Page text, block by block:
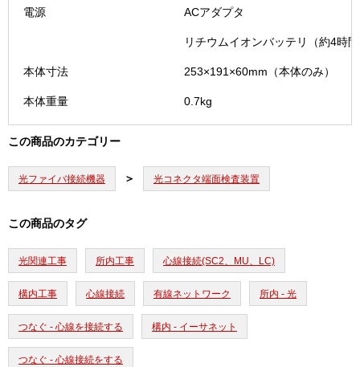
電源 ACアダプタ
リチウムイオンバッテリ（約4時
本体寸法 253×191×60mm（本体のみ）
本体重量 0.7kg
この商品のカテゴリー
光ファイバ接続機器 光コネクタ端面検査装置
この商品のタグ
光関連工事 所内工事 心線接続(SC2、MU、LC)
構内工事 心線接続 有線ネットワーク 所内 - 光
つなぐ - 心線を接続する 構内 - イーサネット
つなぐ - 心線接続をする